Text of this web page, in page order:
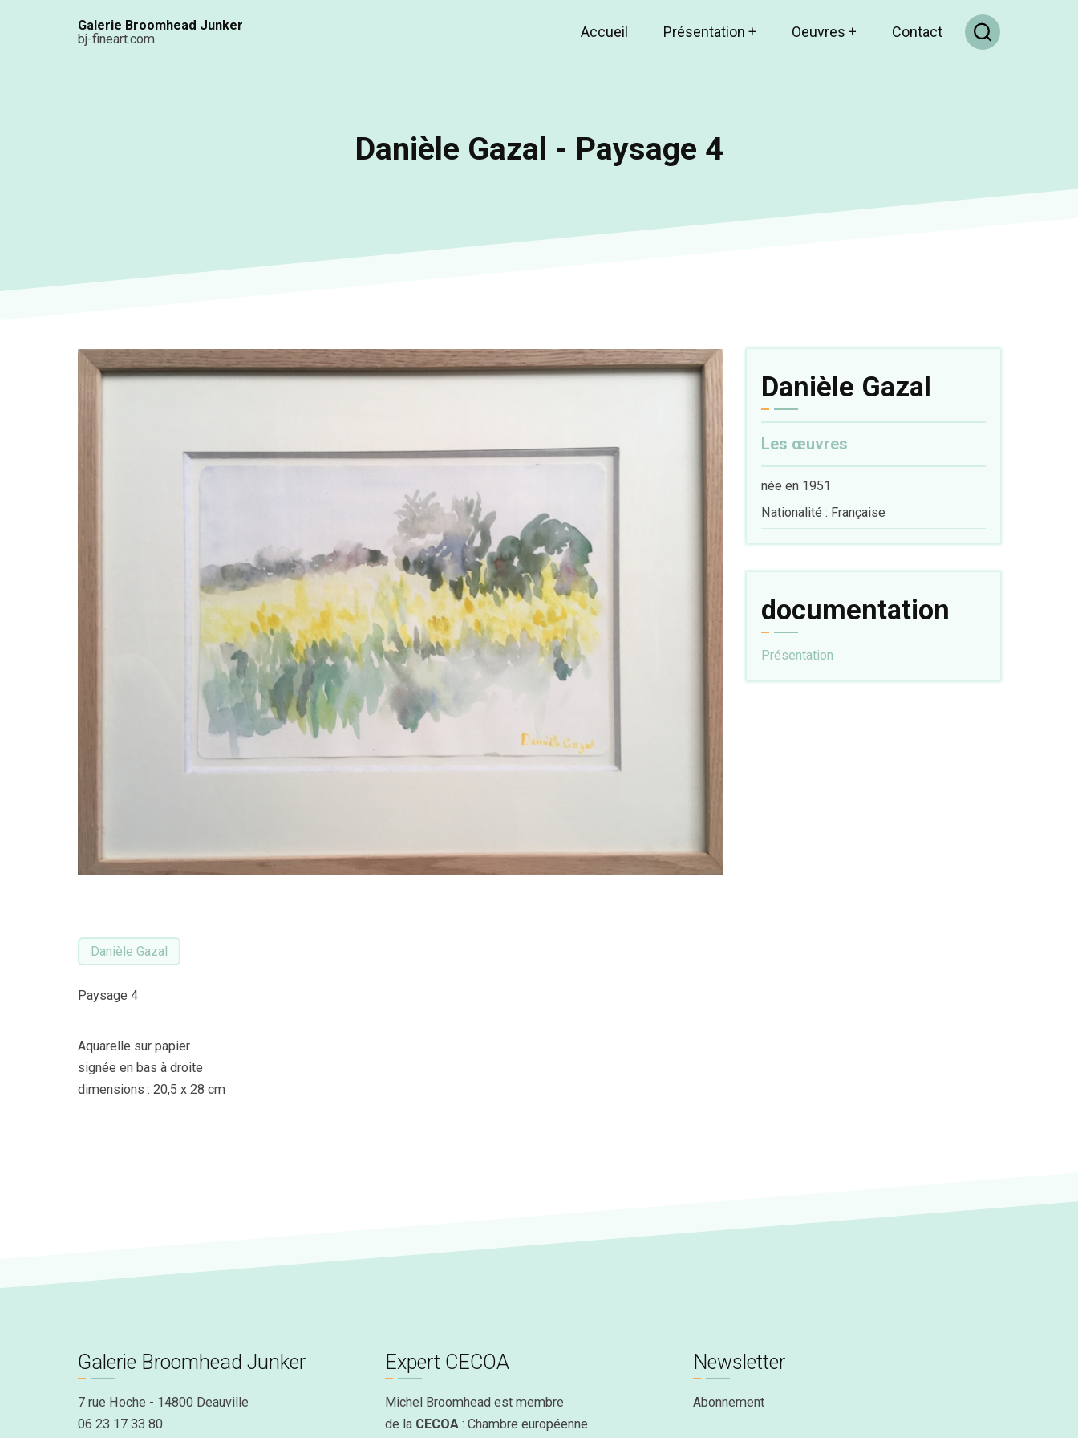
Galerie Broomhead Junker
bj-fineart.com
Main
Accueil Présentation + Oeuvres + Contact
Danièle Gazal - Paysage 4
Danièle Gazal
Paysage 4
Aquarelle sur papier
signée en bas à droite
dimensions : 20,5 x 28 cm
Danièle Gazal
Les œuvres
née en 1951
Nationalité : Française
documentation
Présentation
Galerie Broomhead Junker
7 rue Hoche - 14800 Deauville
06 23 17 33 80
Expert CECOA
Michel Broomhead est membre
de la CECOA : Chambre européenne
Newsletter
Abonnement